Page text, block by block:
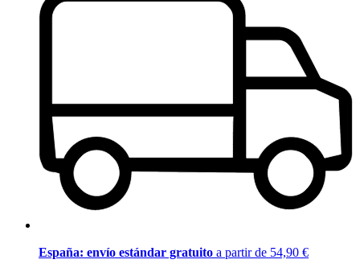
España: envío estándar gratuito a partir de 54,90 €